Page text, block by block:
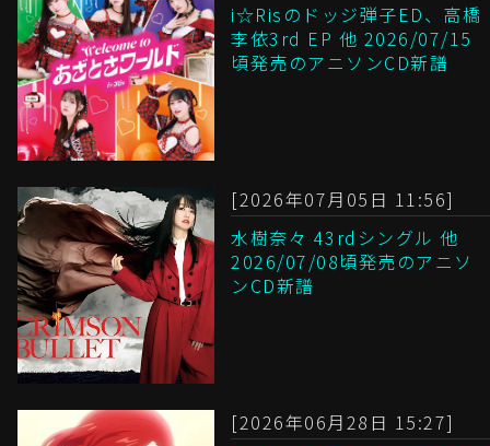
i☆Risのドッジ弾子ED、高橋
李依3rd EP 他 2026/07/15
頃発売のアニソンCD新譜
[2026年07月05日 11:56]
水樹奈々 43rdシングル 他
2026/07/08頃発売のアニソ
ンCD新譜
[2026年06月28日 15:27]